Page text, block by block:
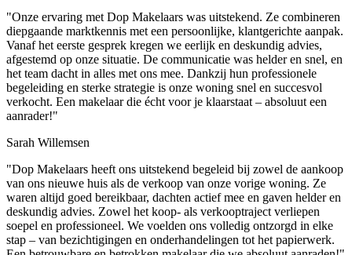
"Onze ervaring met Dop Makelaars was uitstekend. Ze combineren
diepgaande marktkennis met een persoonlijke, klantgerichte aanpak.
Vanaf het eerste gesprek kregen we eerlijk en deskundig advies,
afgestemd op onze situatie. De communicatie was helder en snel, en
het team dacht in alles met ons mee. Dankzij hun professionele
begeleiding en sterke strategie is onze woning snel en succesvol
verkocht. Een makelaar die écht voor je klaarstaat – absoluut een
aanrader!"
Sarah Willemsen
"Dop Makelaars heeft ons uitstekend begeleid bij zowel de aankoop
van ons nieuwe huis als de verkoop van onze vorige woning. Ze
waren altijd goed bereikbaar, dachten actief mee en gaven helder en
deskundig advies. Zowel het koop- als verkooptraject verliepen
soepel en professioneel. We voelden ons volledig ontzorgd in elke
stap – van bezichtigingen en onderhandelingen tot het papierwerk.